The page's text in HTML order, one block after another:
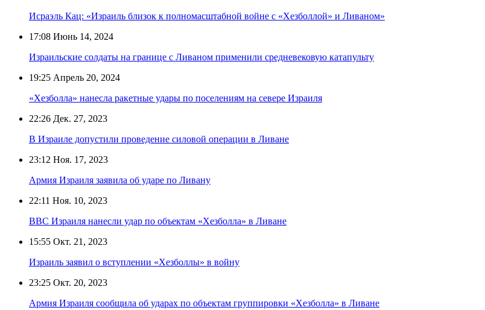
Исраэль Кац: «Израиль близок к полномасштабной войне с «Хезболлой» и Ливаном»
17:08 Июнь 14, 2024
Израильские солдаты на границе с Ливаном применили средневековую катапульту
19:25 Апрель 20, 2024
«Хезболла» нанесла ракетные удары по поселениям на севере Израиля
22:26 Дек. 27, 2023
В Израиле допустили проведение силовой операции в Ливане
23:12 Ноя. 17, 2023
Армия Израиля заявила об ударе по Ливану
22:11 Ноя. 10, 2023
ВВС Израиля нанесли удар по объектам «Хезболла» в Ливане
15:55 Окт. 21, 2023
Израиль заявил о вступлении «Хезболлы» в войну
23:25 Окт. 20, 2023
Армия Израиля сообщила об ударах по объектам группировки «Хезболла» в Ливане